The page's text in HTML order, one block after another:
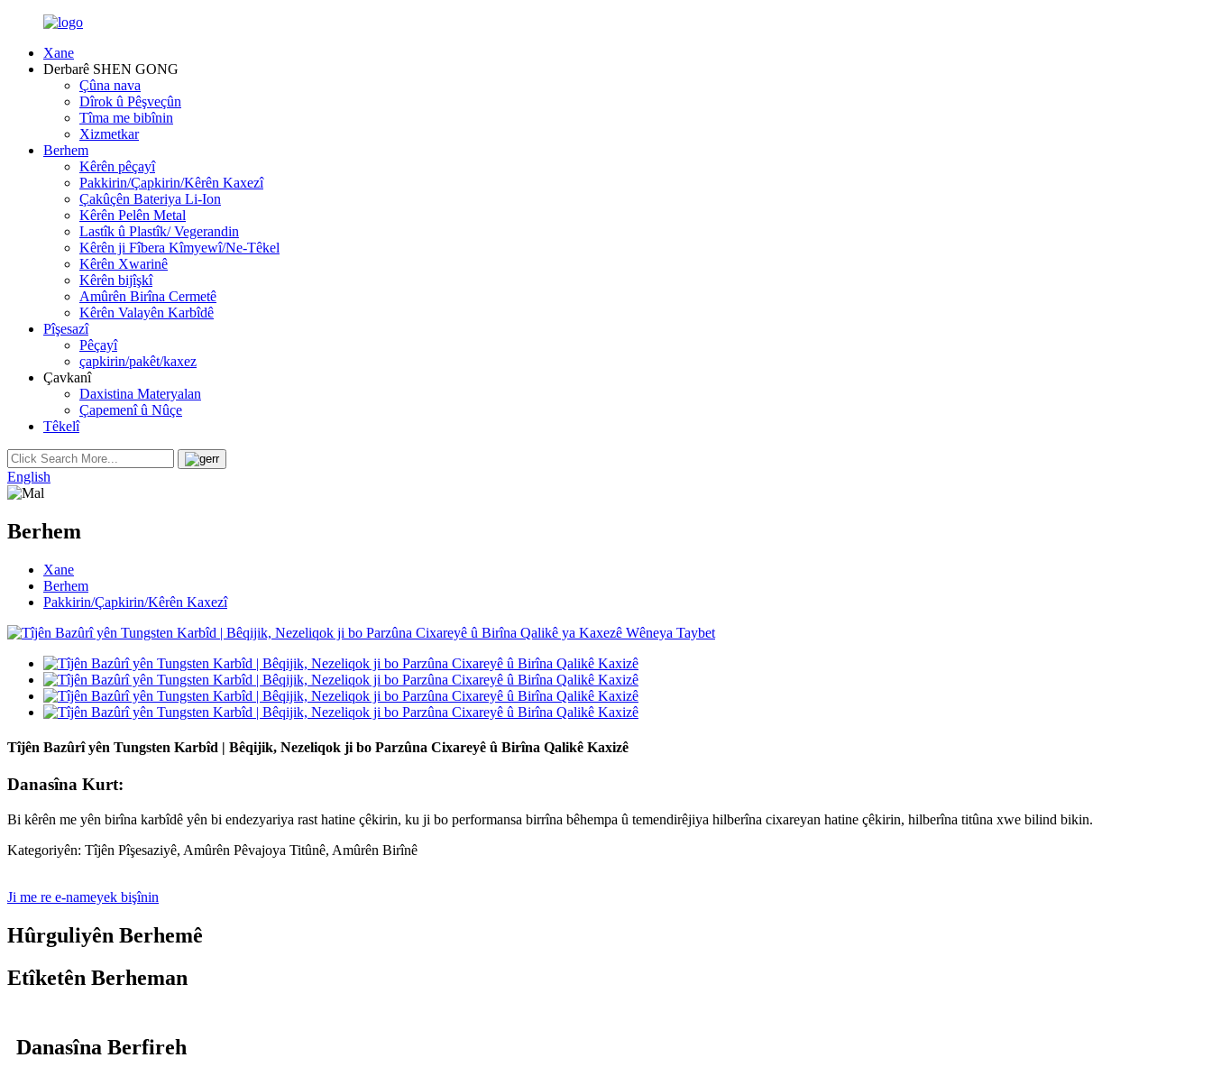
Xane
Derbarê SHEN GONG
Çûna nava
Dîrok û Pêşveçûn
Tîma me bibînin
Xizmetkar
Berhem
Kêrên pêçayî
Pakkirin/Çapkirin/Kêrên Kaxezî
Çakûçên Bateriya Li-Ion
Kêrên Pelên Metal
Lastîk û Plastîk/ Vegerandin
Kêrên ji Fîbera Kîmyewî/Ne-Têkel
Kêrên Xwarinê
Kêrên bijîşkî
Amûrên Birîna Cermetê
Kêrên Valayên Karbîdê
Pîşesazî
Pêçayî
çapkirin/pakêt/kaxez
Çavkanî
Daxistina Materyalan
Çapemenî û Nûçe
Têkelî
English
Berhem
Xane
Berhem
Pakkirin/Çapkirin/Kêrên Kaxezî
Tîjên Bazûrî yên Tungsten Karbîd | Bêqijik, Nezeliqok ji bo Parzûna Cixareyê û Birîna Qalikê Kaxizê
Danasîna Kurt:
Bi kêrên me yên birîna karbîdê yên bi endezyariya rast hatine çêkirin, ku ji bo performansa birrîna bêhempa û temendirêjiya hilberîna cixareyan hatine çêkirin, hilberîna titûna xwe bilind bikin.
Kategoriyên: Tîjên Pîşesaziyê, Amûrên Pêvajoya Titûnê, Amûrên Birînê
Ji me re e-nameyek bişînin
Hûrguliyên Berhemê
Etîketên Berheman
Danasîna Berfireh